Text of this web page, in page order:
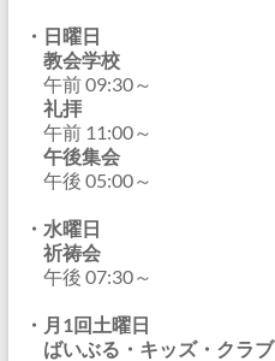
・日曜日
教会学校
午前 09:30～
礼拝
午前 11:00～
午後集会
午後 05:00～
・水曜日
祈祷会
午後 07:30～
・月1回土曜日
ばいぶる・キッズ・クラブ